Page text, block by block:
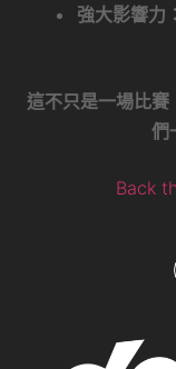
強大影響力：
這不只是一場比
們
Back